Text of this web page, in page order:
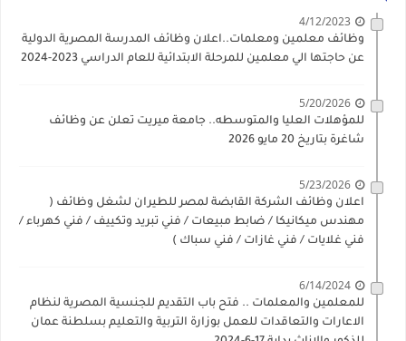
4/12/2023
وظائف معلمين ومعلمات..اعلان وظائف المدرسة المصرية الدولية
عن حاجتها الي معلمين للمرحلة الابتدائية للعام الدراسي 2023-2024
5/20/2026
للمؤهلات العليا والمتوسطه.. جامعة ميريت تعلن عن وظائف
شاغرة بتاريخ 20 مايو 2026
5/23/2026
اعلان وظائف الشركة القابضة لمصر للطيران لشغل وظائف (
مهندس ميكانيكا / ضابط مبيعات / فني تبريد وتكييف / فني كهرباء /
فني غلايات / فني غازات / فني سباك )
6/14/2024
للمعلمين والمعلمات .. فتح باب التقديم للجنسية المصرية لنظام
الاعارات والتعاقدات للعمل بوزارة التربية والتعليم بسلطنة عمان